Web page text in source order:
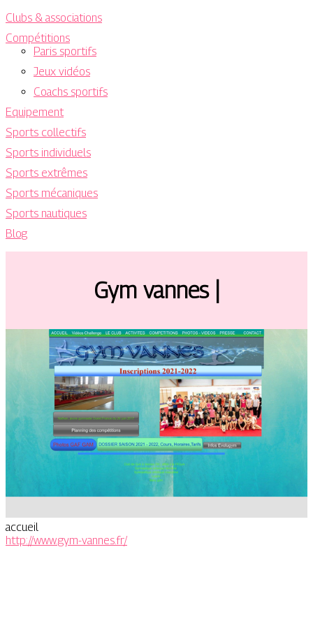
Clubs & associations
Compétitions
Paris sportifs
Jeux vidéos
Coachs sportifs
Equipement
Sports collectifs
Sports individuels
Sports extrêmes
Sports mécaniques
Sports nautiques
Blog
Gym vannes |
accueil
http://www.gym-vannes.fr/